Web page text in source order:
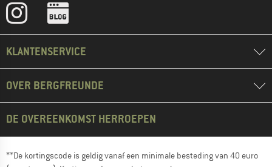
KLANTENSERVICE
OVER BERGFREUNDE
DE OVEREENKOMST HERROEPEN
**De kortingscode is geldig vanaf een minimale besteding van 40 euro